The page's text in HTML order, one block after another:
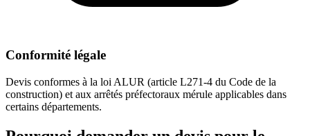
Conformité légale
Devis conformes à la loi ALUR (article L271-4 du Code de la
construction) et aux arrêtés préfectoraux mérule applicables dans
certains départements.